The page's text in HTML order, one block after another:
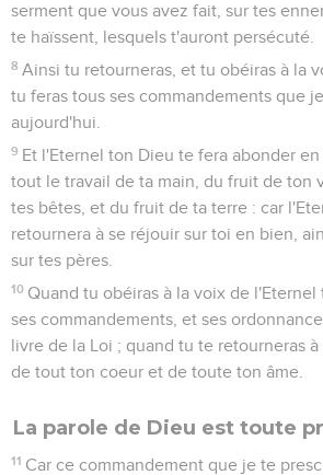
serment que vous avez fait, sur tes
te haïssent, lesquels t'auront persécuté.
8 Ainsi tu retourneras, et tu obéiras à la
tu feras tous ses commandements que
aujourd'hui.
9 Et l'Eternel ton Dieu te fera abonder
tout le travail de ta main, du fruit de ton
tes bêtes, et du fruit de ta terre : car
retournera à se réjouir sur toi en bien,
sur tes pères.
10 Quand tu obéiras à la voix de
ses commandements, et ses
livre de la Loi ; quand tu te retourneras
de tout ton coeur et de toute ton âme.
La parole de Dieu est toute
11 Car ce commandement que je te